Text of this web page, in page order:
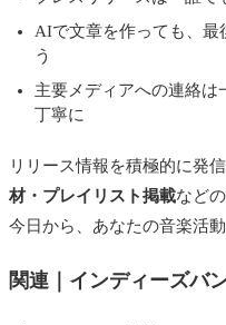
AIで文章を作っても、最
う
主要メディアへの連絡は
丁寧に
リリース情報を積極的に発信
材・プレイリスト掲載など
今日から、あなたの音楽活
関連｜インディーズバ